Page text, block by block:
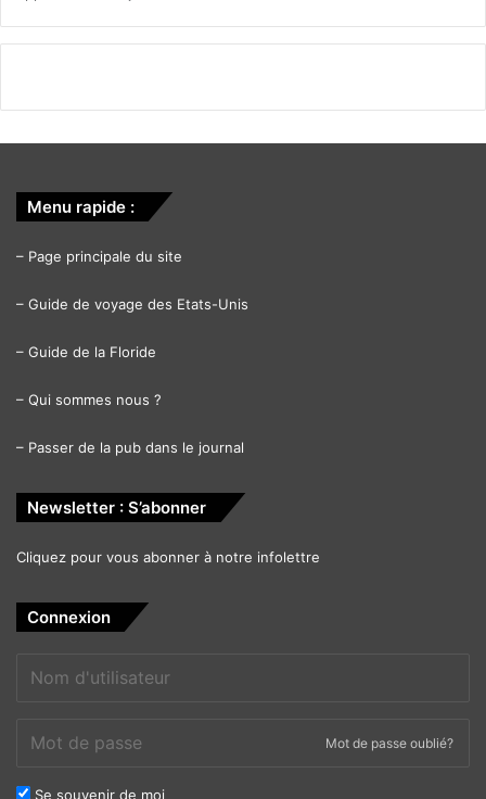
Menu rapide :
– Page principale du site
– Guide de voyage des Etats-Unis
– Guide de la Floride
– Qui sommes nous ?
– Passer de la pub dans le journal
Newsletter : S’abonner
Cliquez pour vous abonner à notre infolettre
Connexion
Mot de passe oublié?
Se souvenir de moi